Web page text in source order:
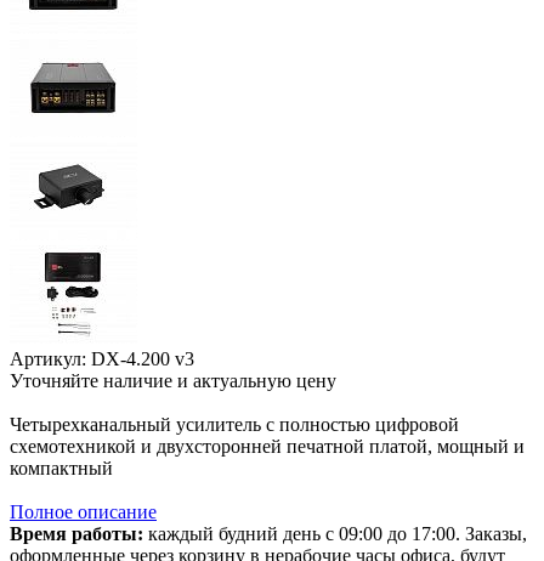
Артикул: DX-4.200 v3
Уточняйте наличие и актуальную цену
Четырехканальный усилитель с полностью цифровой
схемотехникой и двухсторонней печатной платой, мощный и
компактный
Полное описание
Время работы: каждый будний день с 09:00 до 17:00. Заказы,
оформленные через корзину в нерабочие часы офиса, будут